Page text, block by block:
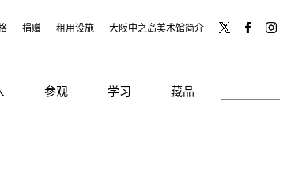
捐赠 租用设施 大阪中之岛美术馆简介
参观 学习 藏品